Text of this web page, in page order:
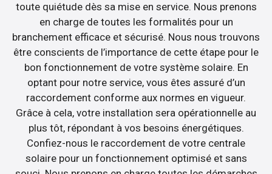
toute quiétude dès sa mise en service. Nous prenons
en charge de toutes les formalités pour un
branchement efficace et sécurisé. Nous nous trouvons
être conscients de l’importance de cette étape pour le
bon fonctionnement de votre système solaire. En
optant pour notre service, vous êtes assuré d’un
raccordement conforme aux normes en vigueur.
Grâce à cela, votre installation sera opérationnelle au
plus tôt, répondant à vos besoins énergétiques.
Confiez-nous le raccordement de votre centrale
solaire pour un fonctionnement optimisé et sans